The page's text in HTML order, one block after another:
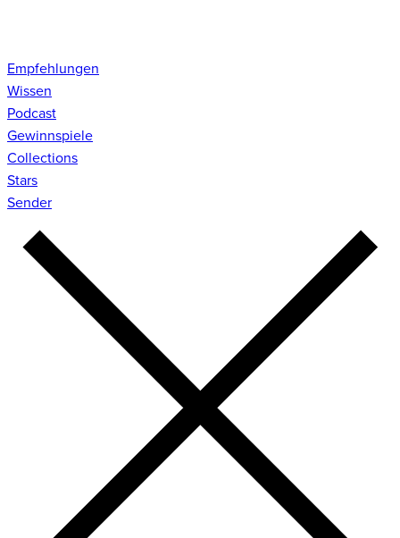
Empfehlungen
Wissen
Podcast
Gewinnspiele
Collections
Stars
Sender